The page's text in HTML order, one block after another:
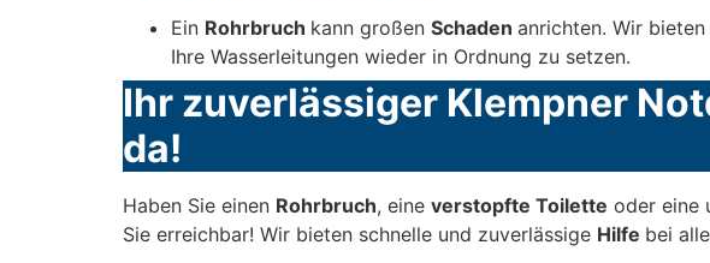
Ein Rohrbruch kann großen Schaden anrichten. Wir
Ihre Wasserleitungen wieder in Ordnung zu setzen.
Ihr zuverlässiger Klempner
da!
Haben Sie einen Rohrbruch, eine verstopfte Toilette oder eine
Sie erreichbar! Wir bieten schnelle und zuverlässige Hilfe bei